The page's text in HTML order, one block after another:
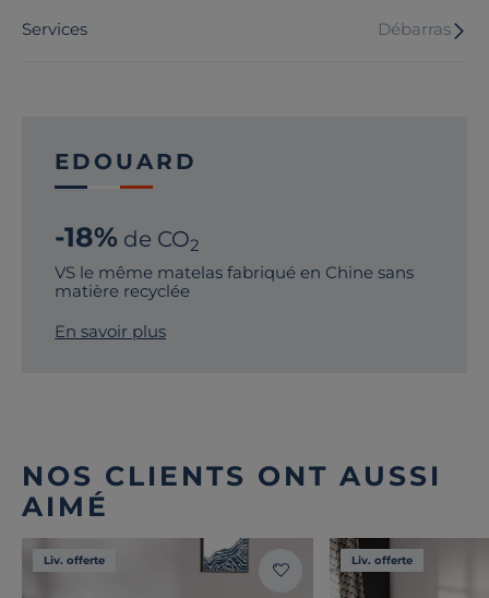
Services Débarras
EDOUARD
-18% de CO2
VS le même matelas fabriqué en Chine sans
matière recyclée
En savoir plus
NOS CLIENTS ONT AUSSI
AIMÉ
Liv. offerte Liv. offerte